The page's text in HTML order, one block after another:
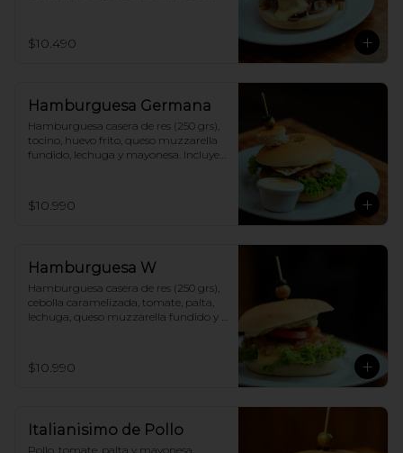
$10.490
Hamburguesa Germana
Hamburguesa casera de res (250 grs),
tocino, huevo frito, queso muzzarella
fundido, lechuga y mayonesa. Incluye
$10.990
Hamburguesa W
Hamburguesa casera de res (250 grs),
cebolla caramelizada, tomate, palta,
lechuga, queso muzzarella fundido y
$10.990
Italianisimo de Pollo
Pollo, tomate, palta y mayonesa.